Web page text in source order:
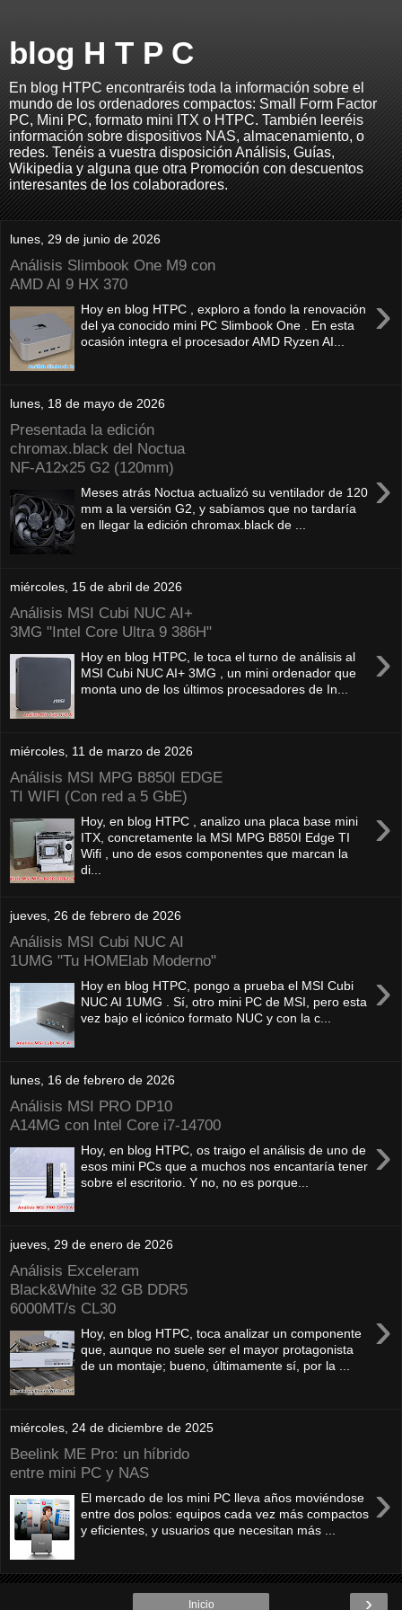
blog H T P C
En blog HTPC encontraréis toda la información sobre el
mundo de los ordenadores compactos: Small Form Factor
PC, Mini PC, formato mini ITX o HTPC. También leeréis
información sobre dispositivos NAS, almacenamiento, o
redes. Tenéis a vuestra disposición Análisis, Guías,
Wikipedia y alguna que otra Promoción con descuentos
interesantes de los colaboradores.
lunes, 29 de junio de 2026
Análisis Slimbook One M9 con
AMD AI 9 HX 370
›
Hoy en blog HTPC , exploro a fondo la renovación
del ya conocido mini PC Slimbook One . En esta
ocasión integra el procesador AMD Ryzen AI...
lunes, 18 de mayo de 2026
Presentada la edición
chromax.black del Noctua
NF‑A12x25 G2 (120mm)
›
Meses atrás Noctua actualizó su ventilador de 120
mm a la versión G2, y sabíamos que no tardaría
en llegar la edición chromax.black de ...
miércoles, 15 de abril de 2026
Análisis MSI Cubi NUC AI+
3MG "Intel Core Ultra 9 386H"
›
Hoy en blog HTPC, le toca el turno de análisis al
MSI Cubi NUC AI+ 3MG , un mini ordenador que
monta uno de los últimos procesadores de In...
miércoles, 11 de marzo de 2026
Análisis MSI MPG B850I EDGE
TI WIFI (Con red a 5 GbE)
›
Hoy, en blog HTPC , analizo una placa base mini
ITX, concretamente la MSI MPG B850I Edge TI
Wifi , uno de esos componentes que marcan la
di...
jueves, 26 de febrero de 2026
Análisis MSI Cubi NUC AI
1UMG "Tu HOMElab Moderno"
›
Hoy en blog HTPC, pongo a prueba el MSI Cubi
NUC AI 1UMG . Sí, otro mini PC de MSI, pero esta
vez bajo el icónico formato NUC y con la c...
lunes, 16 de febrero de 2026
Análisis MSI PRO DP10
A14MG con Intel Core i7-14700
›
Hoy, en blog HTPC, os traigo el análisis de uno de
esos mini PCs que a muchos nos encantaría tener
sobre el escritorio. Y no, no es porque...
jueves, 29 de enero de 2026
Análisis Exceleram
Black&White 32 GB DDR5
6000MT/s CL30
›
Hoy, en blog HTPC, toca analizar un componente
que, aunque no suele ser el mayor protagonista
de un montaje; bueno, últimamente sí, por la ...
miércoles, 24 de diciembre de 2025
Beelink ME Pro: un híbrido
entre mini PC y NAS
›
El mercado de los mini PC lleva años moviéndose
entre dos polos: equipos cada vez más compactos
y eficientes, y usuarios que necesitan más ...
›
Inicio